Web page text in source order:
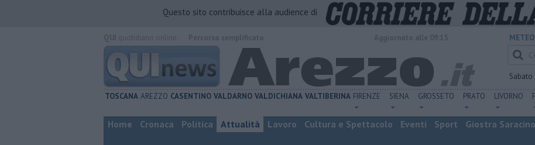
Questo sito contribuisce alla audience di
Sabato
TOSCANA AREZZO CASENTINO VALDARNO VALDICHIANA VALTIBERINA FIRENZE SIENA GROSSETO PRATO LIVORNO
Home Cronaca Politica Attualità Lavoro Cultura e Spettacolo Eventi Sport Giostra Saracino